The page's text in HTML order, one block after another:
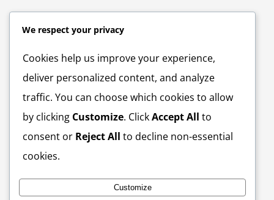
En Conferencia de Prensa celebrada en el día de hoy en
Emergencias Médicas, la Administración de Servicios de
Salud Mental y Contra la Adicción (ASSMCA) y de las
Procuradurías de Personas con Impedimentos (OPPI) y
Trabajadores (UGT), [...]
ByUGT | May 26th, 2015
OPPI,UGT | 0 Comments
We respect your privacy
Cookies help us improve your experience,
deliver personalized content, and analyze
traffic. You can choose which cookies to allow
by clicking Customize. ClickAccept All to
consent or Reject All to decline non-essential
cookies.
Customize